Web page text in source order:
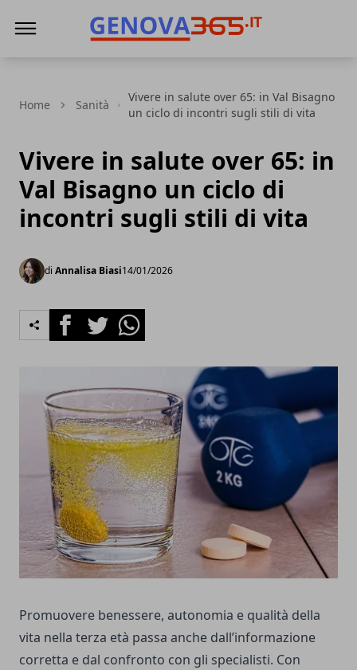
Home Sanità
Vivere in salute over 65: in Val Bisagno
un ciclo di incontri sugli stili di vita
Vivere in salute over 65: in
Val Bisagno un ciclo di
incontri sugli stili di vita
di Annalisa Biasi14/01/2026
FacebookTwitterWhatsapp
Promuovere benessere, autonomia e qualità della
vita nella terza età passa anche dall’informazione
corretta e dal confronto con gli specialisti. Con